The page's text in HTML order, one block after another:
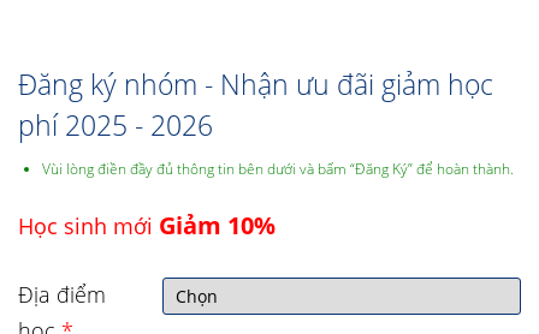
Đăng ký nhóm - Nhận ưu đãi giảm học
phí 2025 - 2026
Vùi lòng điền đầy đủ thông tin bên dưới và bấm “Đăng Ký” để hoàn thành.
Học sinh mới Giảm 10%
Địa điểm